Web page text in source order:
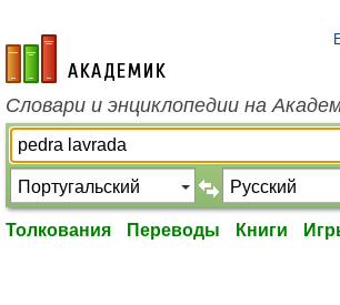
academic.ru
Словари и энциклопедии на
Толкования Переводы Книги